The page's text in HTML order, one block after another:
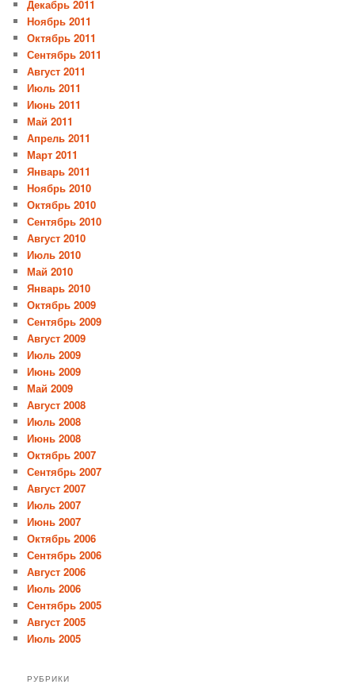
Декабрь 2011
Ноябрь 2011
Октябрь 2011
Сентябрь 2011
Август 2011
Июль 2011
Июнь 2011
Май 2011
Апрель 2011
Март 2011
Январь 2011
Ноябрь 2010
Октябрь 2010
Сентябрь 2010
Август 2010
Июль 2010
Май 2010
Январь 2010
Октябрь 2009
Сентябрь 2009
Август 2009
Июль 2009
Июнь 2009
Май 2009
Август 2008
Июль 2008
Июнь 2008
Октябрь 2007
Сентябрь 2007
Август 2007
Июль 2007
Июнь 2007
Октябрь 2006
Сентябрь 2006
Август 2006
Июль 2006
Сентябрь 2005
Август 2005
Июль 2005
РУБРИКИ